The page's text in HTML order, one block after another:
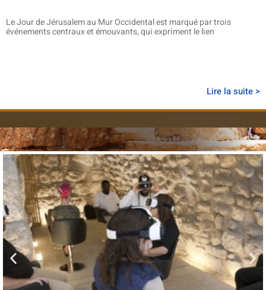
Le Jour de Jérusalem au Mur Occidental est marqué par trois
événements centraux et émouvants, qui expriment le lien
Lire la suite >